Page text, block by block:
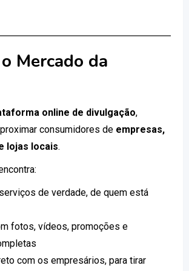
Mercado da
online de divulgação,
consumidores de empresas,
lojas locais.
de verdade, de quem está
fotos, vídeos, promoções e
com os empresários, para tirar